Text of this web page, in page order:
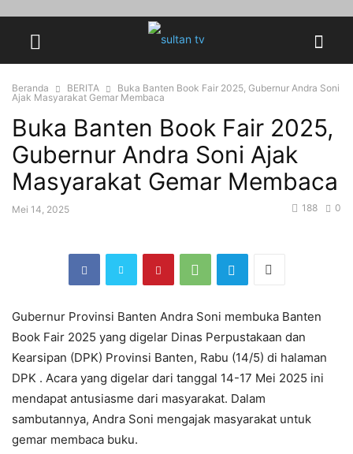
Beranda BERITA
Buka Banten Book Fair 2025, Gubernur Andra Soni
Ajak Masyarakat Gemar Membaca
Buka Banten Book Fair 2025,
Gubernur Andra Soni Ajak
Masyarakat Gemar Membaca
Mei 14, 2025 0
188
Gubernur Provinsi Banten Andra Soni membuka Banten
Book Fair 2025 yang digelar Dinas Perpustakaan dan
Kearsipan (DPK) Provinsi Banten, Rabu (14/5) di halaman
DPK . Acara yang digelar dari tanggal 14-17 Mei 2025 ini
mendapat antusiasme dari masyarakat. Dalam
sambutannya, Andra Soni mengajak masyarakat untuk
gemar membaca buku.